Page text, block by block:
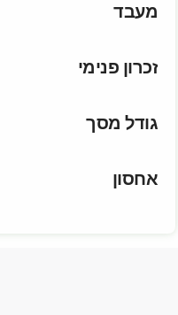
מעבד
זכרון פנימי
גודל מסך
אחסון